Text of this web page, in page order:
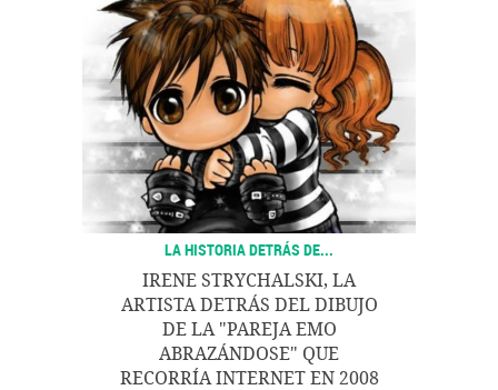
LA HISTORIA DETRÁS DE...
IRENE STRYCHALSKI, LA
ARTISTA DETRÁS DEL DIBUJO
DE LA "PAREJA EMO
ABRAZÁNDOSE" QUE
RECORRÍA INTERNET EN 2008